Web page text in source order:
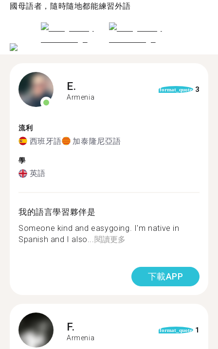
國母語者，隨時隨地都能練習外語
E.
Armenia
format_quote 3
流利
西班牙語 加泰隆尼亞語
學
英語
我的語言學習夥伴是
Someone kind and easygoing. I'm native in
Spanish and I also...閱讀更多
下載APP
F.
Armenia
format_quote 1